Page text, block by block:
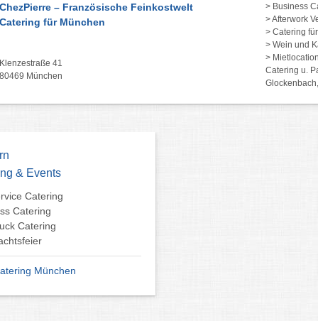
– Französische Feinkostwelt
für München
41
München
> Business
> Afterwork
> Catering
> Wein und
>
Catering u.
& Events
Catering
Catering
Catering
München